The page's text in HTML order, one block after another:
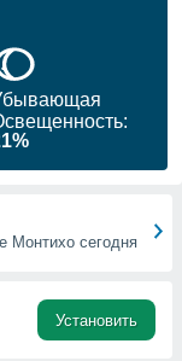
Монтихо сегодня
Установить